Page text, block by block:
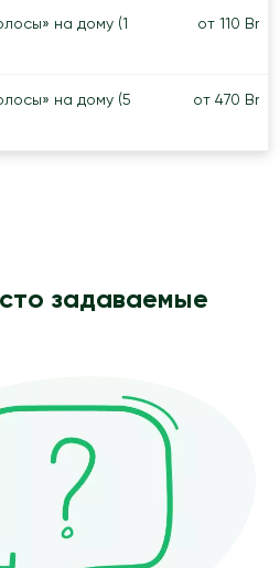
на дому (1
от 110 Br
на дому (5
от 470 Br
задаваемые